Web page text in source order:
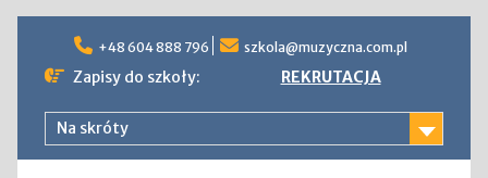
content
+48 604 888 796 szkola@muzyczna.com.pl
Zapisy do szkoły: REKRUTACJA
Na skróty